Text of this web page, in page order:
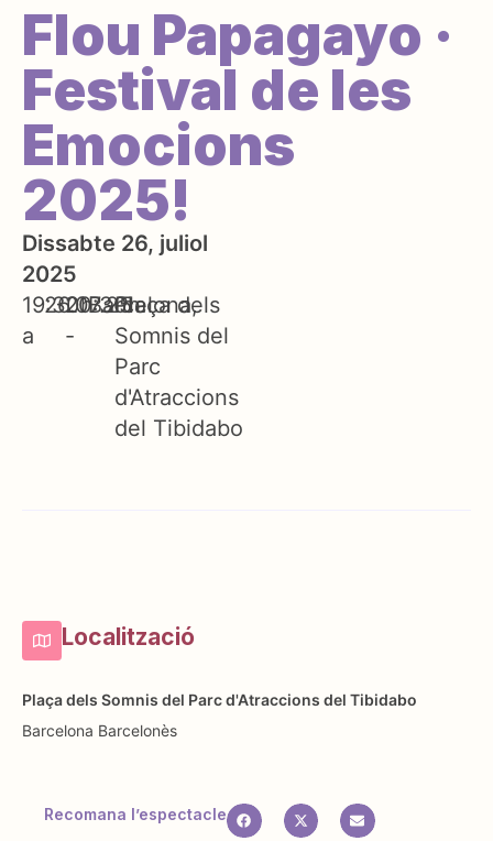
Flou Papagayo ·
Festival de les
Emocions
2025!
Dissabte 26, juliol
2025
19:30h
a
26.07.25
20:30h
-
Barcelona
Plaça dels
Somnis del
Parc
d'Atraccions
del Tibidabo
Localització
Plaça dels Somnis del Parc d'Atraccions del Tibidabo
Barcelona Barcelonès
Recomana l’espectacle